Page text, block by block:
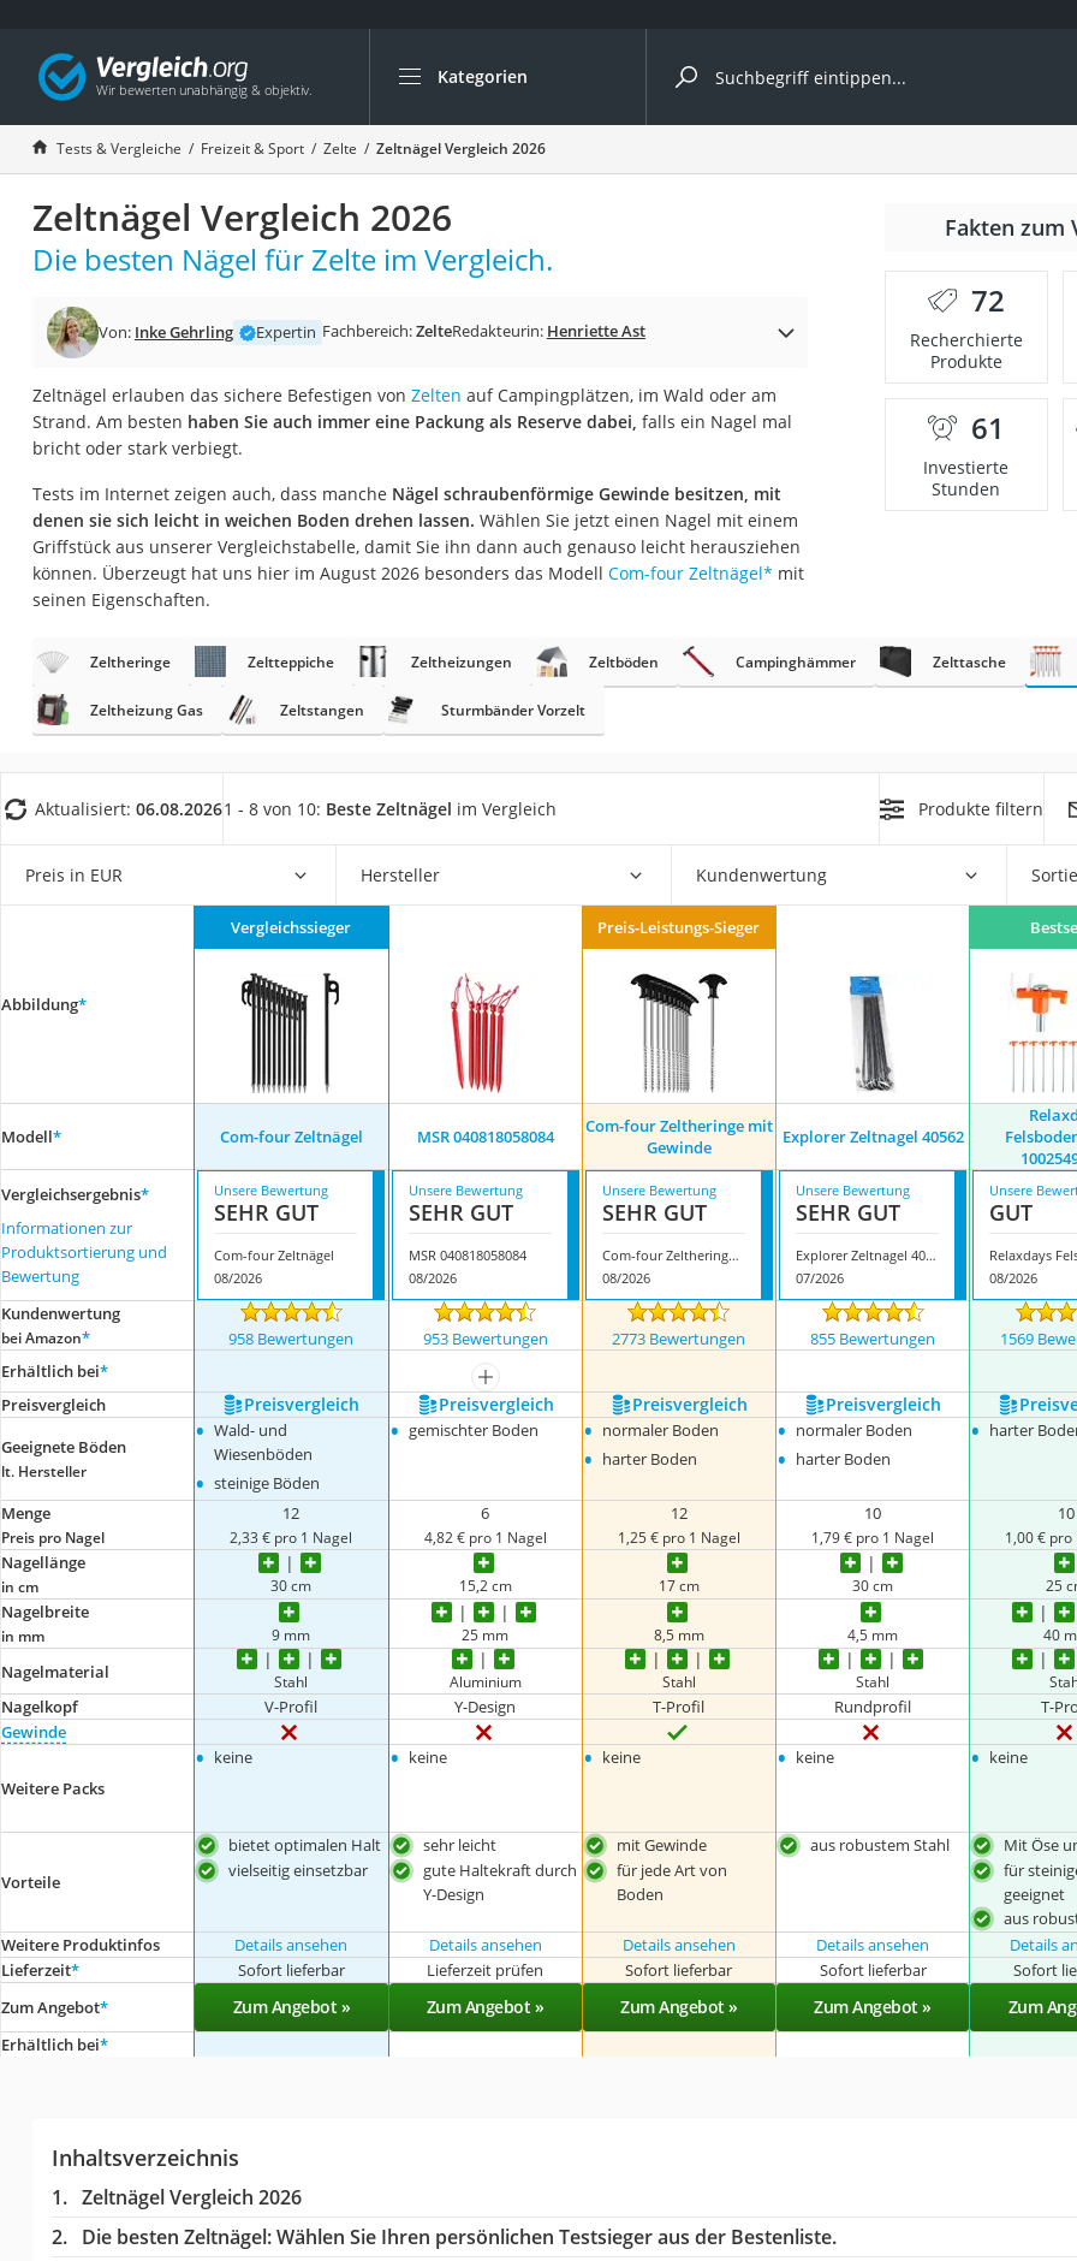
Kategorien
Die beliebtesten Vergleiche nach Kategorie
Freizeit & Sport
Gartentrampolin
Trampolin
Metalldetektor
Eufab-Fahrradträger
Trampolin 366 cm
Aluminium-Koffer
E-Bike-Dreirad
Trekkingschuhe Herren
Koffer
Nachtsichtgerät
Vibrationsplatte
Wanderschuhe Herren
Sicherheitsweste Reiten
Tests & Vergleiche Freizeit & Sport Zelte Zeltnägel Vergleich 2026
Zeltnägel Vergleich 2026
Die besten Nägel für Zelte im Vergleich.
Von: Inke Gehrling Expertin Fachbereich:ZelteRedakteurin: Henriette Ast
Zeltnägel erlauben das sichere Befestigen von Zelten auf Campingplätzen, im Wald oder am
Strand. Am besten haben Sie auch immer eine Packung als Reserve dabei, falls ein Nagel mal
bricht oder stark verbiegt.
Tests im Internet zeigen auch, dass manche Nägel schraubenförmige Gewinde besitzen, mit
denen sie sich leicht in weichen Boden drehen lassen. Wählen Sie jetzt einen Nagel mit einem
Griffstück aus unserer Vergleichstabelle, damit Sie ihn dann auch genauso leicht herausziehen
können. Überzeugt hat uns hier im August 2026 besonders das Modell Com-four Zeltnägel* mit
seinen Eigenschaften.
Fakten zum
72
Recherchierte
Produkte
61
Investierte
Stunden
Zeltheringe Zeltteppiche Zeltheizungen Zeltböden Campinghämmer Zelttasche
Zeltheizung Gas Zeltstangen Sturmbänder Vorzelt
Aktualisiert: 06.08.20261 - 8 von 10: Beste Zeltnägel im Vergleich Produkte filtern
Preis in EUR Hersteller Kundenwertung
Abbildung*
Vergleichssieger Preis-Leistungs-Sieger
Modell* Com-four Zeltnägel MSR 040818058084
Com-four Zeltheringe mit
Gewinde
Explorer Zeltnagel 40562
Vergleichsergebnis*
Informationen zur
Produktsortierung und
Bewertung
Unsere Bewertung
SEHR GUT
Com-four Zeltnägel
08/2026
Unsere Bewertung
SEHR GUT
MSR 040818058084
08/2026
Unsere Bewertung
SEHR GUT
Com-four Zeltheringe mit Gewinde
08/2026
Unsere Bewertung
SEHR GUT
Explorer Zeltnagel 40562
07/2026
Unsere
GUT
08/2026
Kundenwertung
bei Amazon* 958 Bewertungen 953 Bewertungen 2773 Bewertungen 855 Bewertungen
1569
Erhältlich bei*
mehr anzeigen
Preis­vergleich
Preis­vergleich Preis­vergleich Preis­vergleich Preis­vergleich
Geeignete Böden
lt. Hersteller
• Wald- und
Wiesenböden
• steinige Böden
• gemischter Boden • normaler Boden
• harter Boden
• normaler Boden
• harter Boden
• harter
Menge
Preis pro Nagel
12
2,33 € pro 1 Nagel
6
4,82 € pro 1 Nagel
12
1,25 € pro 1 Nagel
10
1,79 € pro 1 Nagel
10
1,00 € pro
Nagellänge
in cm 30 cm 15,2 cm 17 cm 30 cm 25
Nagelbreite
in mm 9 mm 25 mm 8,5 mm 4,5 mm 40
Nagelmaterial Stahl Aluminium Stahl Stahl
Nagelkopf V-Profil Y-Design T-Profil Rundprofil
T-
Gewinde
Weitere Packs
• keine • keine • keine • keine • keine
Vorteile
bietet optimalen Halt
vielseitig einsetzbar
sehr leicht
gute Haltekraft durch
Y-Design
mit Gewinde
für jede Art von
Boden
aus robustem Stahl
Mit Öse
für
geeignet
aus
Weitere Produktinfos
Details ansehen Details ansehen Details ansehen Details ansehen
Details
Lieferzeit* Sofort lieferbar Lieferzeit prüfen Sofort lieferbar Sofort lieferbar
Sofort
Zum Angebot* Zum Angebot » Zum Angebot » Zum Angebot » Zum Angebot » Zum
Erhältlich bei*
Inhaltsverzeichnis
Zeltnägel Vergleich 2026
Die besten Zeltnägel:Wählen Sie Ihren persönlichen Testsieger aus der Bestenliste.